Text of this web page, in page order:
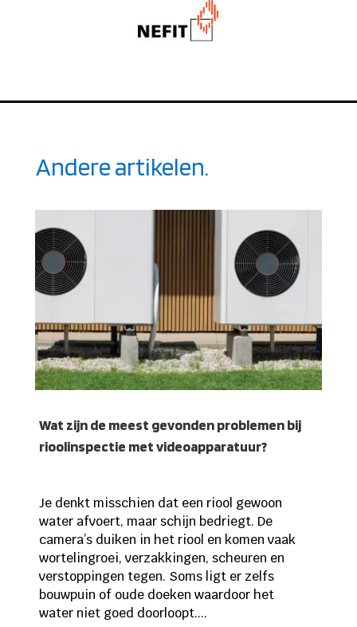
Andere artikelen.
Wat zijn de meest gevonden problemen bij
rioolinspectie met videoapparatuur?
Je denkt misschien dat een riool gewoon
water afvoert, maar schijn bedriegt. De
camera’s duiken in het riool en komen vaak
wortelingroei, verzakkingen, scheuren en
verstoppingen tegen. Soms ligt er zelfs
bouwpuin of oude doeken waardoor het
water niet goed doorloopt....